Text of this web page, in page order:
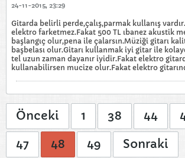
24-11-2015, 23:29
Gitarda belirli perde,çalış,parmak kullanış
elektro farketmez.Fakat 500 TL ıbanez akustik
başlangıç olur,pena ile çalarsın.Müziği gitarı
başbelası olur.Gitarı kullanmak iyi gitar ile
tel uzun zaman dayanır iyidir.Fakat elektro
kullanabilirsen mucize olur.Fakat elektro
Önceki 1 38 44
47
48 49 Sonraki